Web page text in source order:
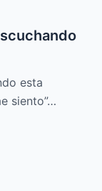
esta
siento”…